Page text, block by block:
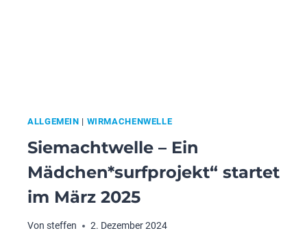
ALLGEMEIN | WIRMACHENWELLE
Siemachtwelle – Ein
Mädchen*surfprojekt“ startet
im März 2025
Von steffen 2. Dezember 2024